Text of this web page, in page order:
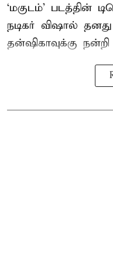
‘மகுடம்’ படத்தின்
நடிகர் விஷால்
தன்ஷிகாவுக்கு நன்றி